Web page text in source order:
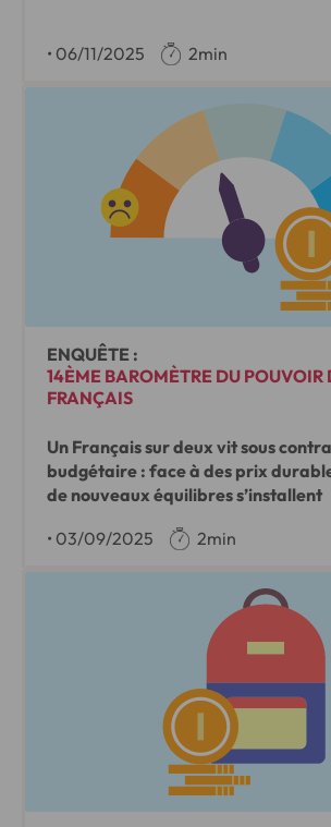
• 06/11/2025 2min
ENQUÊTE :
14ÈME BAROMÈTRE DU POUVOIR
FRANÇAIS
Un Français sur deux vit sous
budgétaire : face à des prix
de nouveaux équilibres s’installent
• 03/09/2025 2min